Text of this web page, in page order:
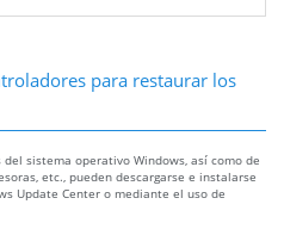
para restaurar los
sistema operativo Windows, así como de
etc., pueden descargarse e instalarse
Update Center o mediante el uso de